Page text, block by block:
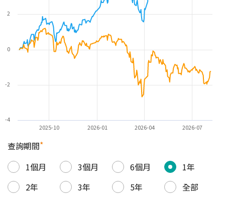
2025-10 2026-01 2026-04 2026-07
-4
-2
0
2
查詢期間*
1個月
3個月 6個月
1年
2年
3年 5年
全部